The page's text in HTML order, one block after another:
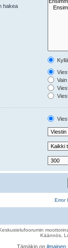
hakea
Error
Käännös,
Tämäkin on ilmainen